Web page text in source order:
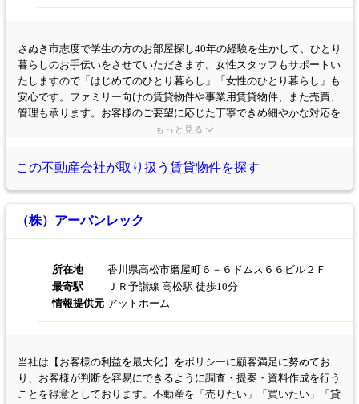
さぬき市志度で学生の方のお部屋探し40年の経験を生かして、ひとり
暮らしのお手伝いをさせていただきます。女性スタッフもサポートい
たしますので「はじめてのひとり暮らし」「女性のひとり暮らし」も
安心です。ファミリー向けの賃貸物件や事業用賃貸物件、また売買、
管理も承ります。お客様のご要望に応じた丁寧できめ細やかな対応を
心掛けておりますので、ぜひお気軽にお問い合わせください。
もっと見る
この不動産会社が取り扱う 賃貸物件を探す
（株）アーバンレック
所在地
香川県高松市磨屋町６－６ドムス６６ビル２Ｆ
最寄駅
ＪＲ予讃線 高松駅 徒歩10分
情報提供元 アットホーム
当社は【お客様の利益を最大化】をポリシーに顧客満足に努めてお
り、お客様が判断を容易にできるように調査・提案・資料作成を行う
ことを得意としております。不動産を「売りたい」「買いたい」「貸